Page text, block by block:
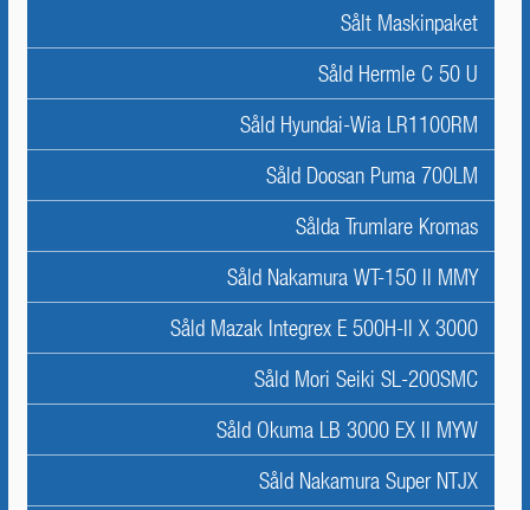
Sålt Maskinpaket
Såld Hermle C 50 U
Såld Hyundai-Wia LR1100RM
Såld Doosan Puma 700LM
Sålda Trumlare Kromas
Såld Nakamura WT-150 II MMY
Såld Mazak Integrex E 500H-II X 3000
Såld Mori Seiki SL-200SMC
Såld Okuma LB 3000 EX II MYW
Såld Nakamura Super NTJX